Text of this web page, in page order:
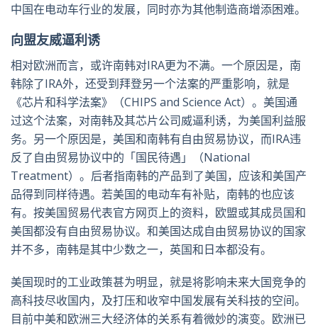
中国在电动车行业的发展，同时亦为其他制造商增添困难。
向盟友威逼利诱
相对欧洲而言，或许南韩对IRA更为不满。一个原因是，南
韩除了IRA外，还受到拜登另一个法案的严重影响，就是
《芯片和科学法案》（CHIPS and Science Act）。美国通
过这个法案，对南韩及其芯片公司威逼利诱，为美国利益服
务。另一个原因是，美国和南韩有自由贸易协议，而IRA违
反了自由贸易协议中的「国民待遇」（National
Treatment）。后者指南韩的产品到了美国，应该和美国产
品得到同样待遇。若美国的电动车有补贴，南韩的也应该
有。按美国贸易代表官方网页上的资料，欧盟或其成员国和
美国都没有自由贸易协议。和美国达成自由贸易协议的国家
并不多，南韩是其中少数之一，英国和日本都没有。
美国现时的工业政策甚为明显，就是将影响未来大国竞争的
高科技尽收国内，及打压和收窄中国发展有关科技的空间。
目前中美和欧洲三大经济体的关系有着微妙的演变。欧洲已